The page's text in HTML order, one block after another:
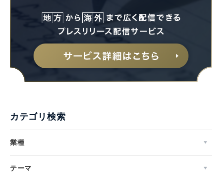
カテゴリ検索
業種
テーマ